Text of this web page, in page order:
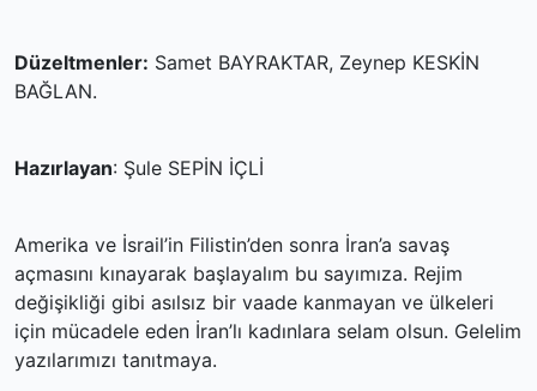
Düzeltmenler: Samet BAYRAKTAR, Zeynep KESKİN
BAĞLAN.
Hazırlayan: Şule SEPİN İÇLİ
Amerika ve İsrail’in Filistin’den sonra İran’a savaş
açmasını kınayarak başlayalım bu sayımıza. Rejim
değişikliği gibi asılsız bir vaade kanmayan ve ülkeleri
için mücadele eden İran’lı kadınlara selam olsun. Gelelim
yazılarımızı tanıtmaya.